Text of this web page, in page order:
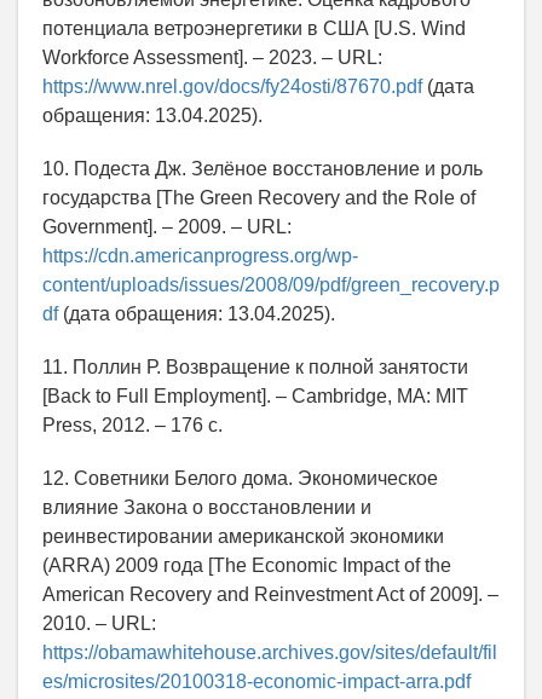
потенциала ветроэнергетики в США [U.S. Wind
Workforce Assessment]. – 2023. – URL:
https://www.nrel.gov/docs/fy24osti/87670.pdf(дата
обращения: 13.04.2025).
10. Подеста Дж. Зелёное восстановление и роль
государства [The Green Recovery and the Role of
Government]. – 2009. – URL:
https://cdn.americanprogress.org/wp-
content/uploads/issues/2008/09/pdf/green_recovery.p
df(дата обращения: 13.04.2025).
11. Поллин Р. Возвращение к полной занятости
[Back to Full Employment]. – Cambridge, MA: MIT
Press, 2012. – 176 с.
12. Советники Белого дома. Экономическое
влияние Закона о восстановлении и
реинвестировании американской экономики
(ARRA) 2009 года [The Economic Impact of the
American Recovery and Reinvestment Act of 2009]. –
2010. – URL:
https://obamawhitehouse.archives.gov/sites/default/fil
es/microsites/20100318-economic-impact-arra.pdf